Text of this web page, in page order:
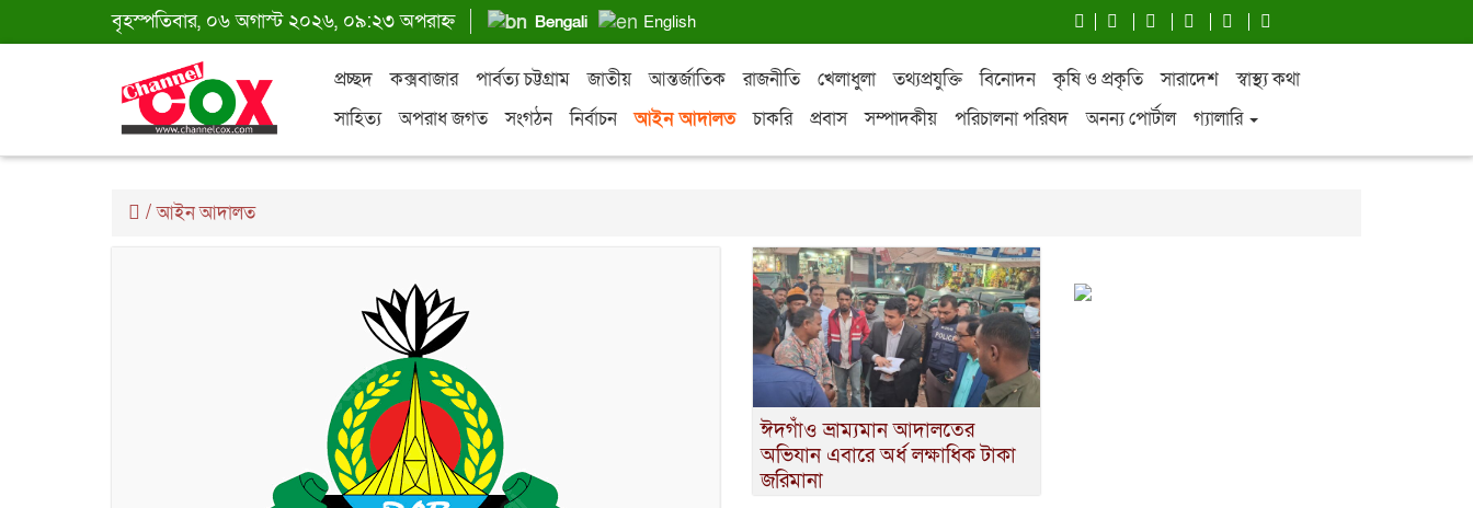
বৃহস্পতিবার, ০৬ অগাস্ট ২০২৬, ০৯:২৩ অপরাহ্ন Bengali English
প্রচ্ছদ কক্সবাজার পার্বত্য চট্টগ্রাম জাতীয় আন্তর্জাতিক রাজনীতি খেলাধুলা তথ্যপ্রযুক্তি বিনোদন কৃষি ও প্রকৃতি সারাদেশ
স্বাস্থ্য কথা
সাহিত্য
অপরাধ জগত সংগঠন নির্বাচন আইন আদালত চাকরি প্রবাস সম্পাদকীয় পরিচালনা পরিষদ অনন্য পোর্টাল গ্যালারি
/আইন আদালত
ঈদগাঁও ভ্রাম্যমান আদালতের
অভিযান এবারে অর্ধ লক্ষাধিক টাকা
জরিমানা